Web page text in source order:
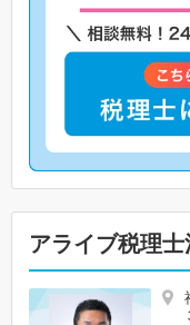
アライブ税理